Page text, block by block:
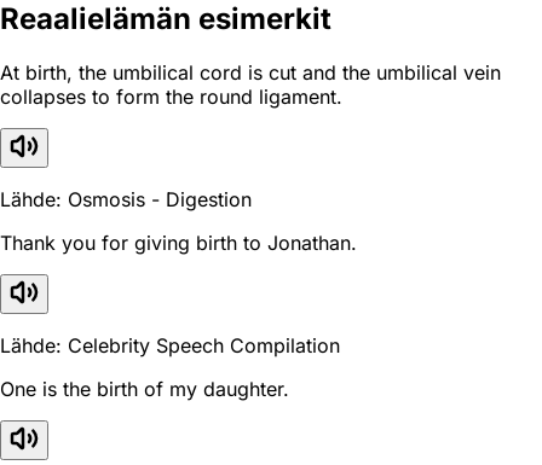
Reaali­elämän esimerkit
At birth, the umbilical cord is cut and the umbilical vein
collapses to form the round ligament.
Lähde: Osmosis - Digestion
Thank you for giving birth to Jonathan.
Lähde: Celebrity Speech Compilation
One is the birth of my daughter.